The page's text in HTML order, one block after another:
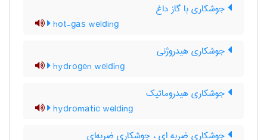
جوشکاری با گاز داغ
hot-gas welding
جوشکاری هیدروژنی
hydrogen welding
جوشکاری هیدروماتیک
hydromatic welding
جوشکاری ضربه ای ، جوشکاری ضربه‌ای